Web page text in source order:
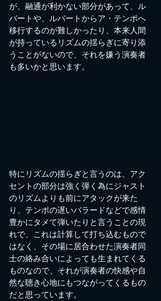
が、融通が利かない部分があって、ル
バートや、ルバートからア・テンポへ
移行するのが難しかったり、本来人間
が持っているリズムの揺らぎに寄り添
うことがないので、それを嫌う演奏者
も多いかと思います。
特にリズムの揺らぎと言うのは、アク
セントの部分は強く弾く為にジャスト
のリズムよりも前にアタックが来た
り、テンポの遅いバラードなどで感情
豊かにタメて弾いたりと言うことの現
れで、これは計算して打ち込むもので
はなく、その場に居合わせた演奏者同
士の絡み合いによっても生まれてくる
ものなので、それが演奏者の快感や自
然な聴き心地にもつながってくるもの
だと思っています。